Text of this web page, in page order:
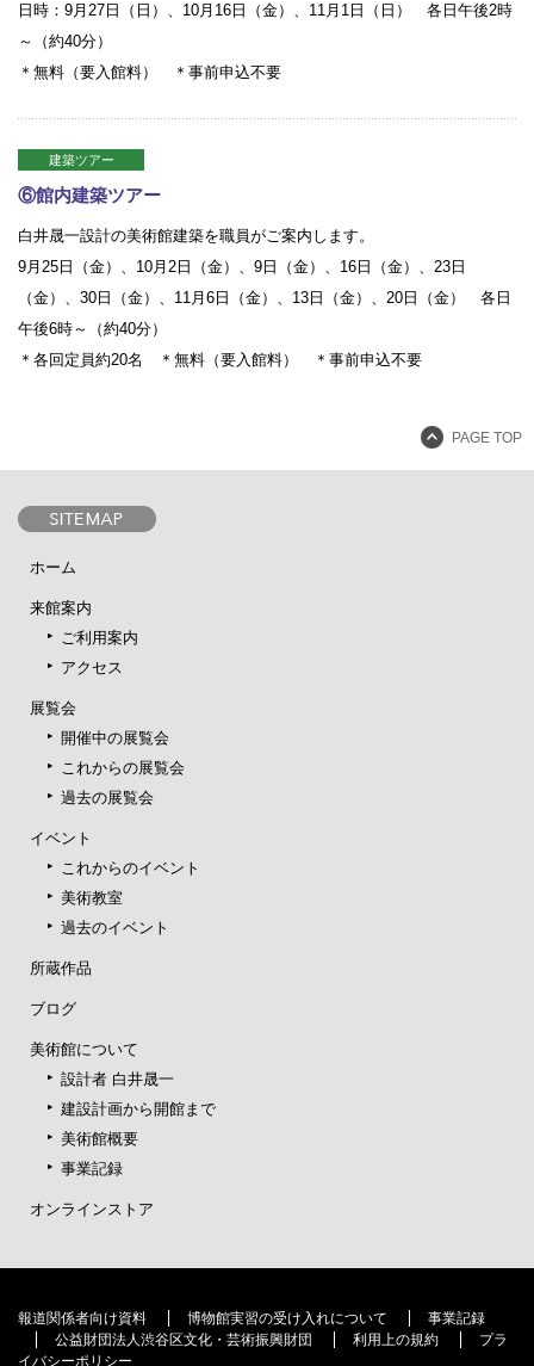
日時：9月27日（日）、10月16日（金）、11月1日（日） 各日午後2時
～（約40分）
＊無料（要入館料） ＊事前申込不要
建築ツアー
⑥館内建築ツアー
白井晟一設計の美術館建築を職員がご案内します。
9月25日（金）、10月2日（金）、9日（金）、16日（金）、23日
（金）、30日（金）、11月6日（金）、13日（金）、20日（金） 各日
午後6時～（約40分）
＊各回定員約20名 ＊無料（要入館料） ＊事前申込不要
PAGE TOP
ホーム
来館案内
ご利用案内
アクセス
展覧会
開催中の展覧会
これからの展覧会
過去の展覧会
イベント
これからのイベント
美術教室
過去のイベント
所蔵作品
ブログ
美術館について
設計者 白井晟一
建設計画から開館まで
美術館概要
事業記録
オンラインストア
報道関係者向け資料 博物館実習の受け入れについて
事業記録
公益財団法人渋谷区文化・芸術振興財団
利用上の規約
プラ
イバシーポリシー